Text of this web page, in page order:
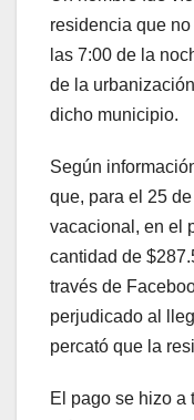
residencia que
las 7:00 de la
de la
dicho municipio.
Según
que, para el 25
vacacional, en el
cantidad de
través de
perjudicado al
percató que la
El pago se hizo a